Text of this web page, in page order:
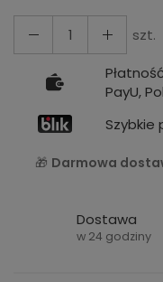
szt.
PayU,
Szybkie
🎁 Darmowa
Dostawa
w 24 godziny